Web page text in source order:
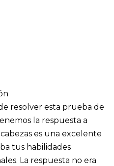
resolver esta prueba de
la respuesta a
es una excelente
tus habilidades
La respuesta no era